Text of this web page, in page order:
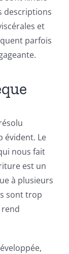
descriptions
et
parfois
évident. Le
nous fait
est un
à plusieurs
sont trop